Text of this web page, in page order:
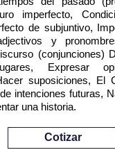
imperfecto,
de subjuntivo,
y
(conjunciones)
Expresar
suposiciones, El
intenciones futuras,
una historia.
Cotizar